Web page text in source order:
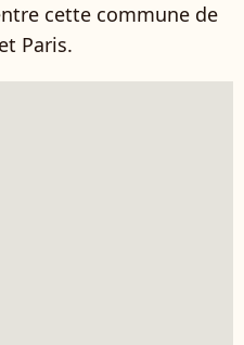
cette commune de
Paris.